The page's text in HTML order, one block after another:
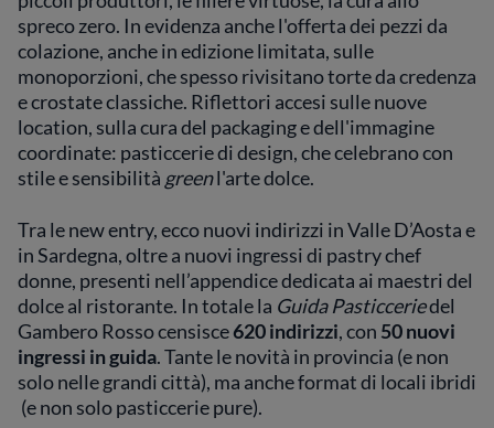
spreco zero. In evidenza anche l'offerta dei pezzi da
colazione, anche in edizione limitata, sulle
monoporzioni, che spesso rivisitano torte da credenza
e crostate classiche. Riflettori accesi sulle nuove
location, sulla cura del packaging e dell'immagine
coordinate: pasticcerie di design, che celebrano con
stile e sensibilità greenl'arte dolce.
Tra le new entry, ecco nuovi indirizzi in Valle D’Aosta e
in Sardegna, oltre a nuovi ingressi di pastry chef
donne, presenti nell’appendice dedicata ai maestri del
dolce al ristorante. In totale la Guida Pasticceriedel
Gambero Rosso censisce620 indirizzi, con 50 nuovi
ingressi in guida. Tante le novità in provincia (e non
solo nelle grandi città), ma anche format di locali ibridi
(e non solo pasticcerie pure).